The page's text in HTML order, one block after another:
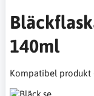
140ml
Kompatibel produkt